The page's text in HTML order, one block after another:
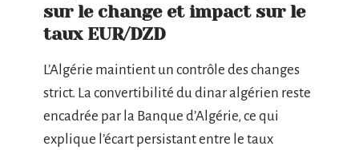
sur le change et impact sur le
taux EUR/DZD
L’Algérie maintient un contrôle des changes
strict. La convertibilité du dinar algérien reste
encadrée par la Banque d’Algérie, ce qui
explique l’écart persistant entre le taux